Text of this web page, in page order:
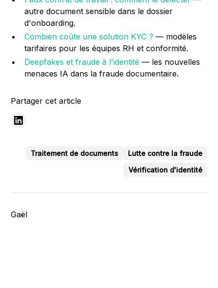
autre document sensible dans le dossier
d'onboarding.
Combien coûte une solution KYC ? — modèles
tarifaires pour les équipes RH et conformité.
Deepfakes et fraude à l'identité — les nouvelles
menaces IA dans la fraude documentaire.
Partager cet article
Lutte contre la fraude
Traitement de documents
Vérification d'identité
Gaël